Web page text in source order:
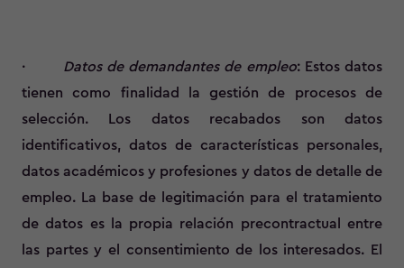
· Datos de demandantes de empleo: Estos datos
tienen como finalidad la gestión de procesos de
selección. Los datos recabados son datos
identificativos, datos de características personales,
datos académicos y profesiones y datos de detalle de
empleo. La base de legitimación para el tratamiento
de datos es la propia relación precontractual entre
las partes y el consentimiento de los interesados. El